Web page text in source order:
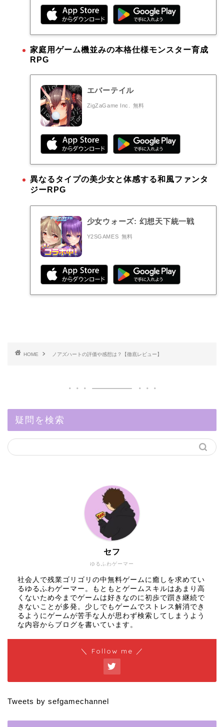
家庭用ゲーム機並みの本格仕様モンスター育成
RPG
エバーテイル
ZigZaGame Inc. 無料
異なるタイプの美少女と体感する和風ファンタ
ジーRPG
少女ウォーズ: 幻想天下統一戦
Y2SGAMES 無料
HOME ノアズハートの評価や感想は？【徹底レビュー】
疑問を検索
ゆるふわゲーマー
セフ
社会人で残業ゴリゴリの中無料ゲームに癒しを求めてい
るゆるふわゲーマー。もともとゲームスキルはあまり高
くないため今までゲームは好きなのに初歩で躓き継続で
きないことが多発。少しでもゲームでストレス解消でき
るようにゲームが苦手な人が思わず検索してしまうよう
な内容からブログを書いています。
＼ Follow me ／
Tweets by sefgamechannel